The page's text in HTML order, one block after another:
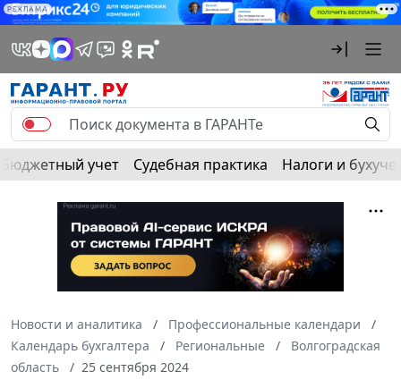
РЕКЛАМА
Бюджетный учет Судебная практика Налоги и
Новости и аналитика
Профессиональные календари
Календарь бухгалтера
Региональные
Волгоградская
область
25 сентября 2024